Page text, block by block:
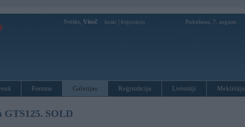
Sveiks, Viesi! Ienākt Reģistrācija Piektdiena, 7. augusts
Forums Galerijas Reģistrācija Lietotāji Meklētājs
GTS125. SOLD